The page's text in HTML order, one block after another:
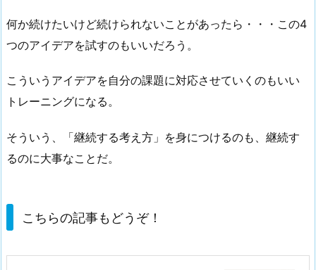
何か続けたいけど続けられないことがあったら・・・この4
つのアイデアを試すのもいいだろう。
こういうアイデアを自分の課題に対応させていくのもいい
トレーニングになる。
そういう、「継続する考え方」を身につけるのも、継続す
るのに大事なことだ。
こちらの記事もどうぞ！